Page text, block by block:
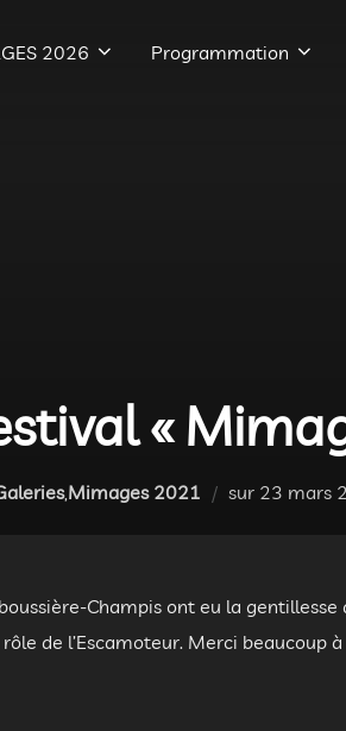
2026 Programmation
«
,Mimages 2021 sur Publié
23 mars
Champis ont eu la
de l’Escamoteur. Merci beaucoup